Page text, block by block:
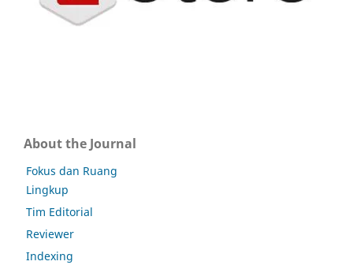
About the Journal
Fokus dan Ruang
Lingkup
Tim Editorial
Reviewer
Indexing